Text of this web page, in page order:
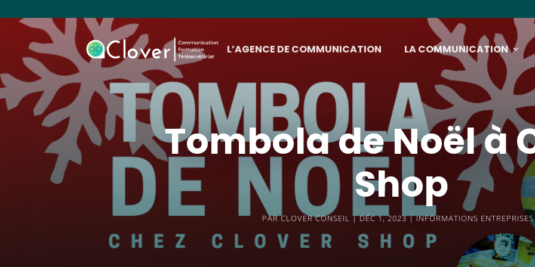
L’AGENCE DE COMMUNICATION LA COMMUNICATION
Tombola de Noël à
Shop
PARCLOVER CONSEIL DÉC 1, 2023 INFORMATIONS ENTREPRISES